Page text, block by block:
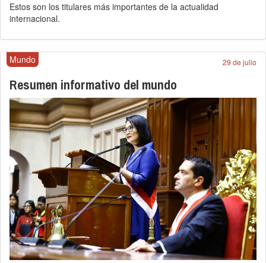
Estos son los titulares más importantes de la actualidad
internacional.
Mundo 29 de julio
Resumen informativo del mundo